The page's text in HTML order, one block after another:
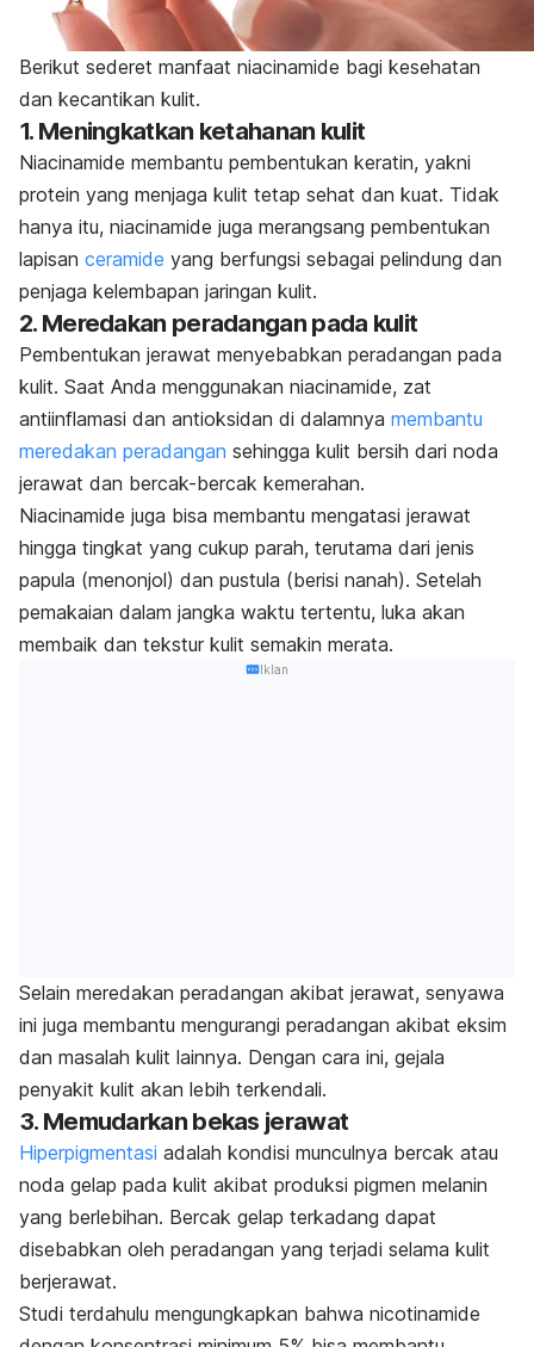
Berikut sederet manfaat niacinamide bagi kesehatan
dan kecantikan kulit.
1. Meningkatkan ketahanan kulit
Niacinamide membantu pembentukan keratin, yakni
protein yang menjaga kulit tetap sehat dan kuat. Tidak
hanya itu, niacinamide juga merangsang pembentukan
lapisan ceramide yang berfungsi sebagai pelindung dan
penjaga kelembapan jaringan kulit.
2. Meredakan peradangan pada kulit
Pembentukan jerawat menyebabkan peradangan pada
kulit. Saat Anda menggunakan niacinamide, zat
antiinflamasi dan antioksidan di dalamnya membantu
meredakan peradangan sehingga kulit bersih dari noda
jerawat dan bercak-bercak kemerahan.
Niacinamide juga bisa membantu mengatasi jerawat
hingga tingkat yang cukup parah, terutama dari jenis
papula (menonjol) dan pustula (berisi nanah). Setelah
pemakaian dalam jangka waktu tertentu, luka akan
membaik dan tekstur kulit semakin merata.
Iklan
Selain meredakan peradangan akibat jerawat, senyawa
ini juga membantu mengurangi peradangan akibat eksim
dan masalah kulit lainnya. Dengan cara ini, gejala
penyakit kulit akan lebih terkendali.
3. Memudarkan bekas jerawat
Hiperpigmentasi adalah kondisi munculnya bercak atau
noda gelap pada kulit akibat produksi pigmen melanin
yang berlebihan. Bercak gelap terkadang dapat
disebabkan oleh peradangan yang terjadi selama kulit
berjerawat.
Studi terdahulu mengungkapkan bahwa nicotinamide